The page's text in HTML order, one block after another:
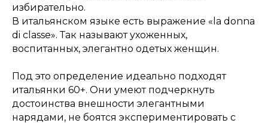
избирательно.
В итальянском языке есть выражение «la donna
di classe». Так называют ухоженных,
воспитанных, элегантно одетых женщин.
Под это определение идеально подходят
итальянки 60+. Они умеют подчеркнуть
достоинства внешности элегантными
нарядами, не боятся экспериментировать с